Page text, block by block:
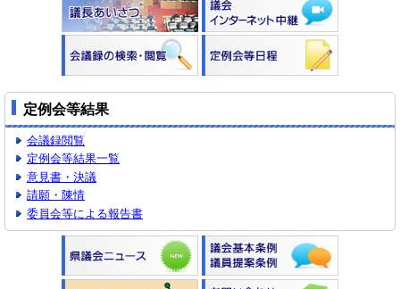
定例会等結果
会議録閲覧
定例会等結果一覧
意見書・決議
請願・陳情
委員会等による報告書